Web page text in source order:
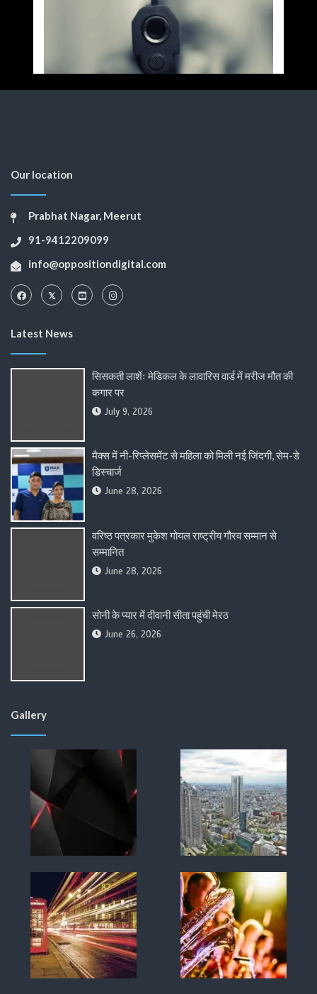
Our location
Prabhat Nagar, Meerut
91-9412209099
info@oppositiondigital.com
Latest News
सिसकती लाशेंः मेडिकल के लावारिस वार्ड में मरीज मौत की
कगार पर
July 9, 2026
मैक्स में नी-रिप्लेसमेंट से महिला को मिली नई जिंदगी, सेम-डे
डिस्चार्ज
June 28, 2026
वरिष्ठ पत्रकार मुकेश गोयल राष्ट्रीय गौरव सम्मान से
सम्मानित
June 28, 2026
सोनी के प्यार में दीवानी सीता पहुंची मेरठ
June 26, 2026
Gallery